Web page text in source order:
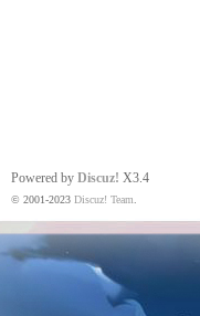
Powered by Discuz! X3.4
© 2001-2023 Discuz! Team